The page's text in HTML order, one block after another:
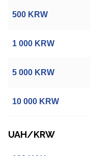
500 KRW
1 000 KRW
5 000 KRW
10 000 KRW
UAH/KRW